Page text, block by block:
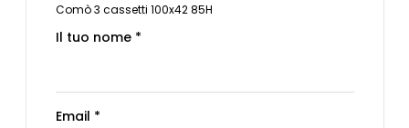
Comò 3 cassetti 100x42 85H
Il tuo nome *
Email *